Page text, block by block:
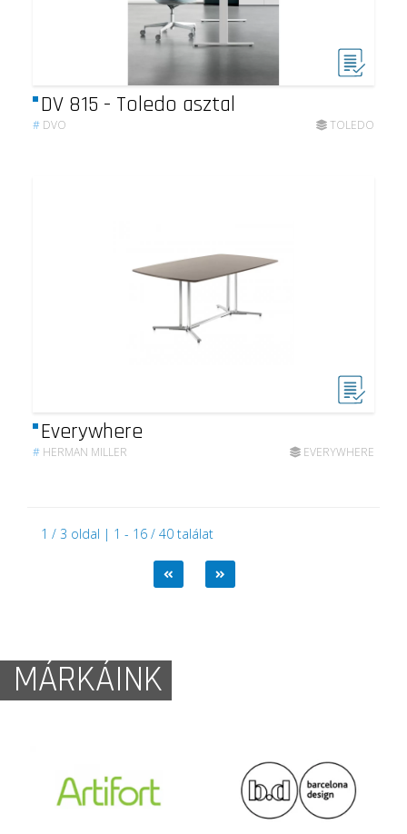
DV 815 - Toledo asztal
# DVO TOLEDO
Everywhere
# HERMAN MILLER EVERYWHERE
1 / 3 oldal | 1 - 16 / 40 találat
MÁRKÁINK